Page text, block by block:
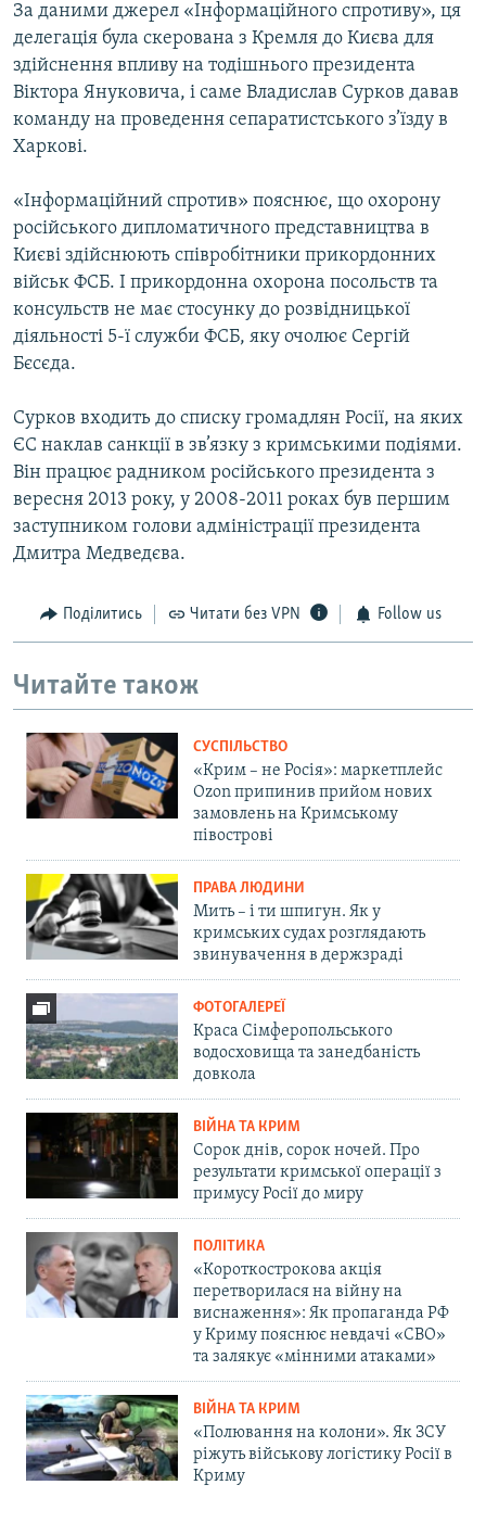
За даними джерел «Інформаційного спротиву», ця
делегація була скерована з Кремля до Києва для
здійснення впливу на тодішнього президента
Віктора Януковича, і саме Владислав Сурков давав
команду на проведення сепаратистського з’їзду в
Харкові.
«Інформаційний спротив» пояснює, що охорону
російського дипломатичного представництва в
Києві здійснюють співробітники прикордонних
військ ФСБ. І прикордонна охорона посольств та
консульств не має стосунку до розвідницької
діяльності 5-ї служби ФСБ, яку очолює Сергій
Бєсєда.
Сурков входить до списку громадлян Росії, на яких
ЄС наклав санкції в зв’язку з кримськими подіями.
Він працює радником російського президента з
вересня 2013 року, у 2008-2011 роках був першим
заступником голови адміністрації президента
Дмитра Медведєва.
Поділитись Читати без VPN Follow us
Читайте також
СУСПІЛЬСТВО
«Крим – не Росія»: маркетплейс
Ozon припинив прийом нових
замовлень на Кримському
півострові
ПРАВА ЛЮДИНИ
Мить – і ти шпигун. Як у
кримських судах розглядають
звинувачення в держзраді
ФОТОГАЛЕРЕЇ
Краса Сімферопольського
водосховища та занедбаність
довкола
ВІЙНА ТА КРИМ
Сорок днів, сорок ночей. Про
результати кримської операції з
примусу Росії до миру
ПОЛІТИКА
«Короткострокова акція
перетворилася на війну на
виснаження»: Як пропаганда РФ
у Криму пояснює невдачі «СВО»
та залякує «мінними атаками»
ВІЙНА ТА КРИМ
«Полювання на колони». Як ЗСУ
ріжуть військову логістику Росії в
Криму